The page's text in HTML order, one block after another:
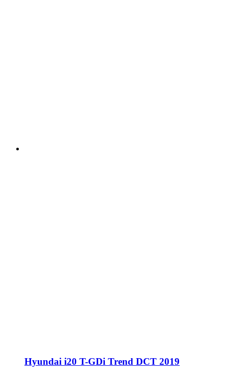
Hyundai i20 T-GDi Trend DCT 2019